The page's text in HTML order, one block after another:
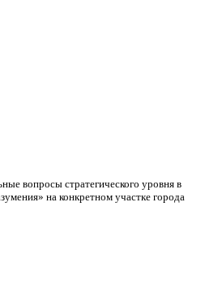
вопросы стратегического уровня в
на конкретном участке города